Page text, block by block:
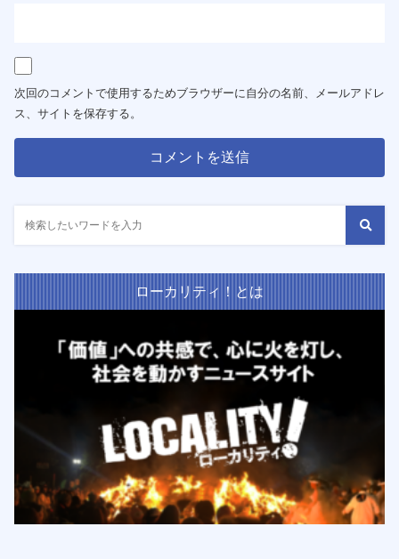
次回のコメントで使用するためブラウザーに自分の名前、メールアドレ
ス、サイトを保存する。
ローカリティ！とは